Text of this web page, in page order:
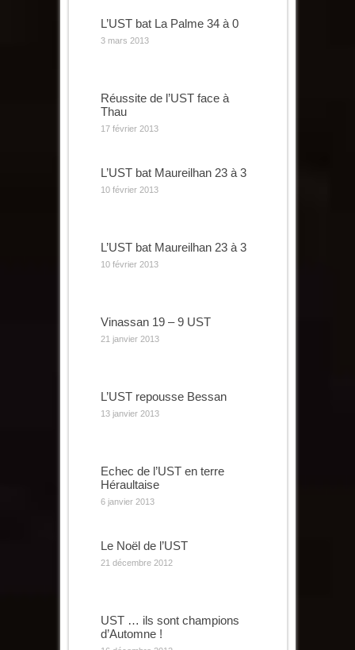
L’UST bat La Palme 34 à 0
3 mars 2013
Réussite de l’UST face à
Thau
17 février 2013
L’UST bat Maureilhan 23 à 3
10 février 2013
L’UST bat Maureilhan 23 à 3
10 février 2013
Vinassan 19 – 9 UST
21 janvier 2013
L’UST repousse Bessan
13 janvier 2013
Echec de l’UST en terre
Héraultaise
6 janvier 2013
Le Noël de l’UST
21 décembre 2012
UST … ils sont champions
d’Automne !